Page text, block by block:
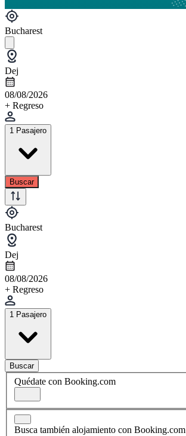
Bucharest
Dej
08/08/2026
+ Regreso
1 Pasajero
Buscar
Bucharest
Dej
08/08/2026
+ Regreso
1 Pasajero
Buscar
Quédate con Booking.com
Busca también alojamiento con Booking.com